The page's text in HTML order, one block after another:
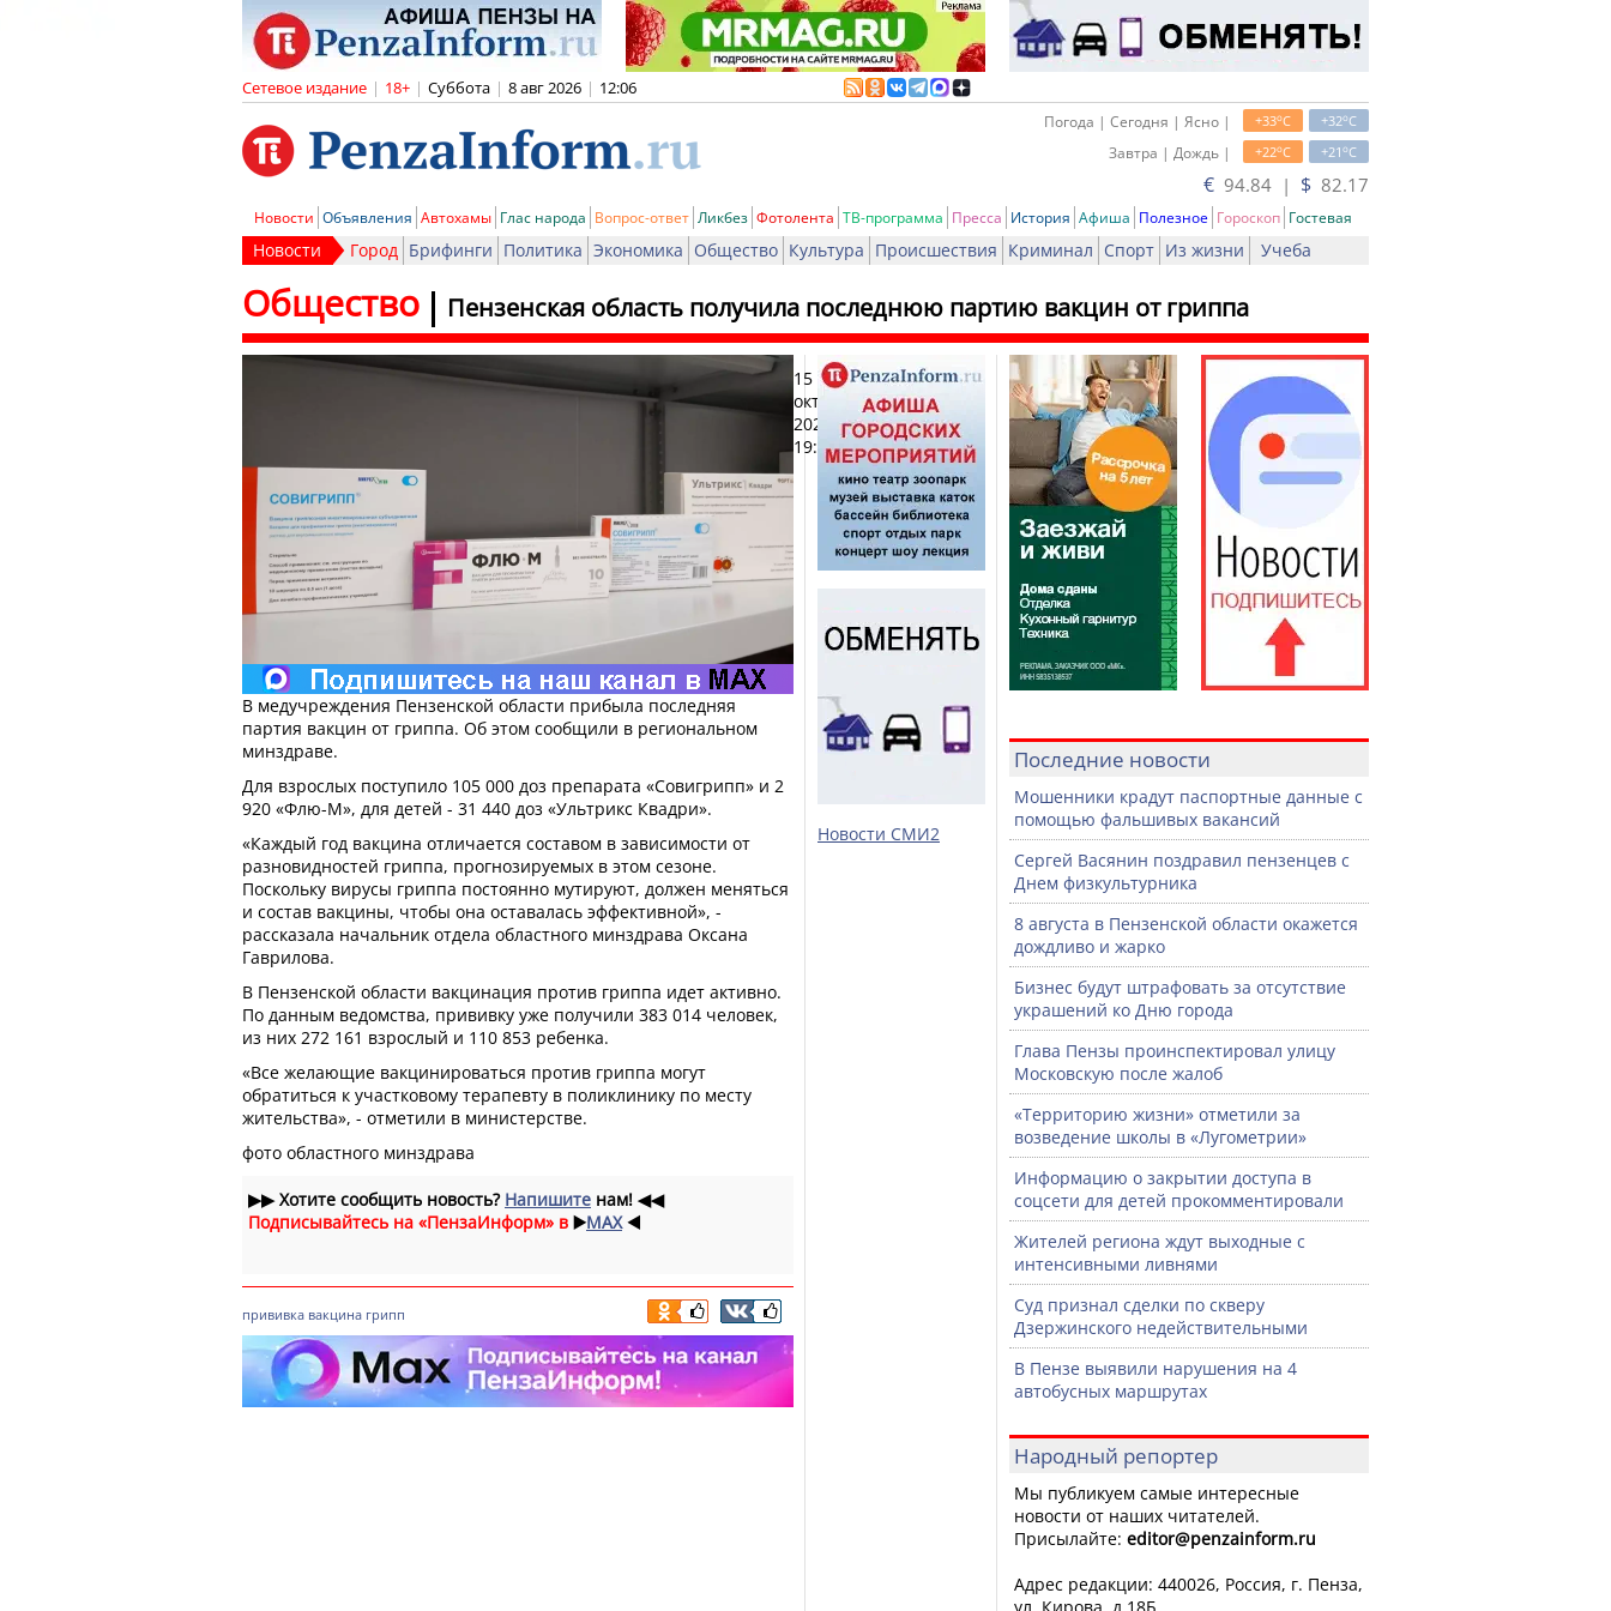
Сетевое издание | 18+ | Суббота | 8 авг 2026 | 12:06
+32oC
+33oC
Погода | Сегодня | Ясно |
+21oC
+22oC
Завтра | Дождь |
€ 94.84 | $ 82.17
Новости Объявления Автохамы Глас народа Вопрос-ответ Ликбез Фотолента ТВ-программа Пресса История Афиша Полезное Гороскоп Гостевая
Новости Город Брифинги Политика Экономика Общество Культура Происшествия Криминал Спорт Из жизни Учеба
Пензенская область получила последнюю партию вакцин от гриппа
Общество
15
октября
2025,
19:11
Печать
В медучреждения Пензенской области прибыла последняя
партия вакцин от гриппа. Об этом сообщили в региональном
минздраве.
Для взрослых поступило 105 000 доз препарата «Совигрипп» и 2
920 «Флю-М», для детей - 31 440 доз «Ультрикс Квадри».
«Каждый год вакцина отличается составом в зависимости от
разновидностей гриппа, прогнозируемых в этом сезоне.
Поскольку вирусы гриппа постоянно мутируют, должен меняться
и состав вакцины, чтобы она оставалась эффективной», -
рассказала начальник отдела областного минздрава Оксана
Гаврилова.
В Пензенской области вакцинация против гриппа идет активно.
По данным ведомства, прививку уже получили 383 014 человек,
из них 272 161 взрослый и 110 853 ребенка.
«Все желающие вакцинироваться против гриппа могут
обратиться к участковому терапевту в поликлинику по месту
жительства», - отметили в министерстве.
фото областного минздрава
▶▶Хотите сообщить новость? Напишите нам! ◀◀
Подписывайтесь на «ПензаИнформ» в ▶️MAX ◀️
прививка вакцина грипп
Новости СМИ2
Последние новости
Мошенники крадут паспортные данные с
помощью фальшивых вакансий
Сергей Васянин поздравил пензенцев с
Днем физкультурника
8 августа в Пензенской области окажется
дождливо и жарко
Бизнес будут штрафовать за отсутствие
украшений ко Дню города
Глава Пензы проинспектировал улицу
Московскую после жалоб
«Территорию жизни» отметили за
возведение школы в «Лугометрии»
Информацию о закрытии доступа в
соцсети для детей прокомментировали
Жителей региона ждут выходные с
интенсивными ливнями
Суд признал сделки по скверу
Дзержинского недействительными
В Пензе выявили нарушения на 4
автобусных маршрутах
Народный репортер
Мы публикуем самые интересные
новости от наших читателей.
Присылайте: editor@penzainform.ru
Адрес редакции: 440026, Россия, г. Пенза,